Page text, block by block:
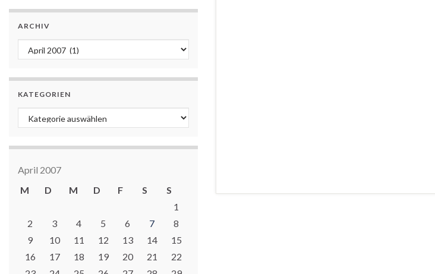
ARCHIV
Archiv
KATEGORIEN
Kategorien
April 2007
M
D M D F S
S
1
2
3 4 5 6 7
8
9
10 11 12 13 14
15
16
17 18 19 20 21
22